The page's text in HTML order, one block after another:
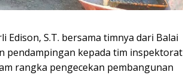
Edison, S.T. bersama timnya dari Balai
pendampingan kepada tim inspektorat
rangka pengecekan pembangunan